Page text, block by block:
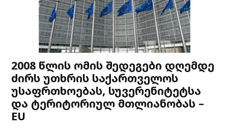
2008 წლის ომის შედეგები დღემდე
ძირს უთხრის საქართველოს
უსაფრთხოებას, სუვერენიტეტსა
და ტერიტორიულ მთლიანობას –
EU